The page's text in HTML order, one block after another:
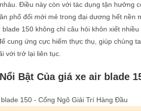
Điều này còn với tác dụng tận hưởng
phổ đổi mới mẻ trong đại dương hết nền
150 không chỉ câu hỏi khôn xiết
cung ứng cực hiếm thực thụ, giúp chúng
với trở lại liên tục.
Bật Của giá xe air blade